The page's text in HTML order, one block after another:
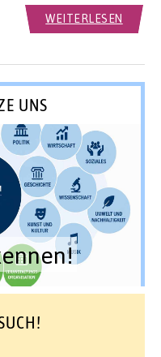
WEITERLESEN
UNS